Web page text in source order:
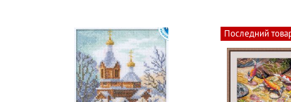
Последний